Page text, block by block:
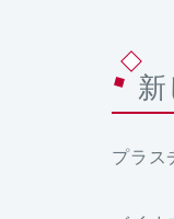
新
プラス